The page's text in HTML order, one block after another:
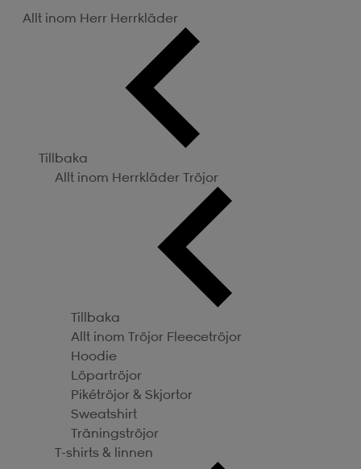
Allt inom Herr Herrkläder
Tillbaka
Allt inom Herrkläder Tröjor
Tillbaka
Allt inom Tröjor Fleecetröjor
Hoodie
Löpartröjor
Pikétröjor & Skjortor
Sweatshirt
Träningströjor
T-shirts & linnen